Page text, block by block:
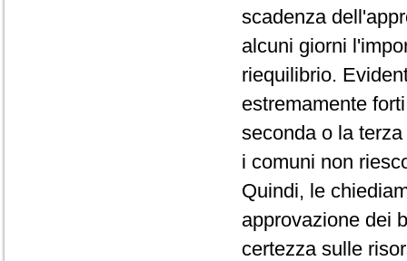
scadenza
alcuni giorni
riequilibrio.
estremamente
seconda o la
i comuni non
Quindi, le
approvazione dei
certezza sulle